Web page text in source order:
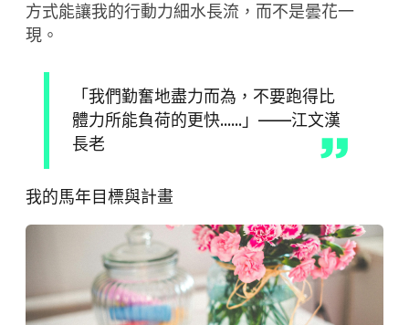
方式能讓我的行動力細水長流，而不是曇花一
現。
「我們勤奮地盡力而為，不要跑得比
體力所能負荷的更快……」——江文漢
長老
我的馬年目標與計畫